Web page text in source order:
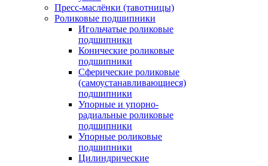
Пресс-маслёнки (тавотницы)
Роликовые подшипники
Игольчатые роликовые
подшипники
Конические роликовые
подшипники
Сферические роликовые
(самоустанавливающиеся)
подшипники
Упорные и упорно-
радиальные роликовые
подшипники
Упорные роликовые
подшипники
Цилиндрические